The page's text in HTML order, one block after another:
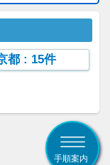
都 : 15件
手順案内